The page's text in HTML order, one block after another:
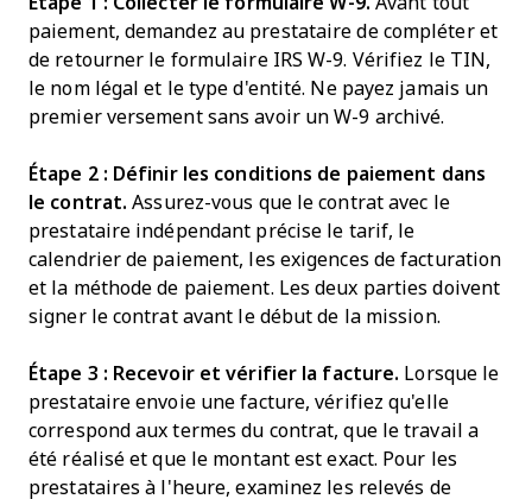
paiement, demandez au prestataire de compléter et
de retourner le formulaire IRS W-9. Vérifiez le TIN,
le nom légal et le type d'entité. Ne payez jamais un
premier versement sans avoir un W-9 archivé.
Étape 2 : Définir les conditions de paiement dans
le contrat. Assurez-vous que le contrat avec le
prestataire indépendant précise le tarif, le
calendrier de paiement, les exigences de facturation
et la méthode de paiement. Les deux parties doivent
signer le contrat avant le début de la mission.
Étape 3 : Recevoir et vérifier la facture. Lorsque le
prestataire envoie une facture, vérifiez qu'elle
correspond aux termes du contrat, que le travail a
été réalisé et que le montant est exact. Pour les
prestataires à l'heure, examinez les relevés de